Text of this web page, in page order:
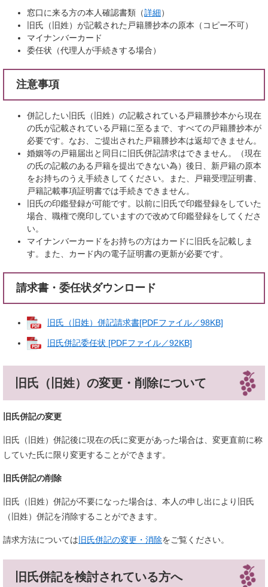
窓口に来る方の本人確認書類（詳細）
旧氏（旧姓）が記載された戸籍謄抄本の原本（コピー不可）
マイナンバーカード
委任状（代理人が手続きする場合）
注意事項
併記したい旧氏（旧姓）の記載されている戸籍謄抄本から現在
の氏が記載されている戸籍に至るまで、すべての戸籍謄抄本が
必要です。なお、ご提出された戸籍謄抄本は返却できません。
婚姻等の戸籍届出と同日に旧氏併記請求はできません。（現在
の氏の記載のある戸籍を提出できない為）後日、新戸籍の原本
をお持ちのうえ手続きしてください。また、戸籍受理証明書、
戸籍記載事項証明書では手続きできません。
旧氏の印鑑登録が可能です。以前に旧氏で印鑑登録をしていた
場合、職権で廃印していますので改めて印鑑登録をしてくださ
い。
マイナンバーカードをお持ちの方はカードに旧氏を記載しま
す。また、カード内の電子証明書の更新が必要です。
請求書・委任状ダウンロード
旧氏（旧姓）併記請求書[PDFファイル／98KB]
旧氏併記委任状 [PDFファイル／92KB]
旧氏（旧姓）の変更・削除について
旧氏併記の変更
旧氏（旧姓）併記後に現在の氏に変更があった場合は、変更直前に称
していた氏に限り変更することができます。
旧氏併記の削除
旧氏（旧姓）併記が不要になった場合は、本人の申し出により旧氏
（旧姓）併記を消除することができます。
請求方法については 旧氏併記の変更・消除をご覧ください。
旧氏併記を検討されている方へ